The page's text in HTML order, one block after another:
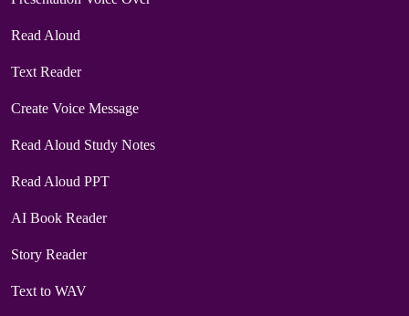
Read Aloud
Text Reader
Create Voice Message
Read Aloud Study Notes
Read Aloud PPT
AI Book Reader
Story Reader
Text to WAV